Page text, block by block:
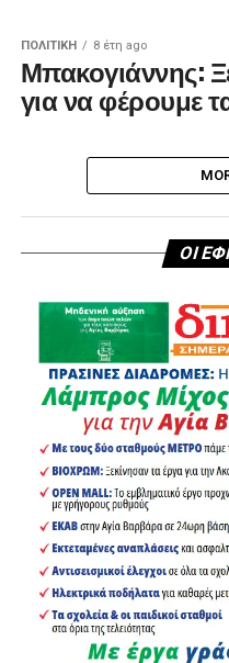
ΠΟΛΙΤΙΚΉ 8 έτη ago
Μπακογιάννης:
για να φέρουμε
ΟΙ